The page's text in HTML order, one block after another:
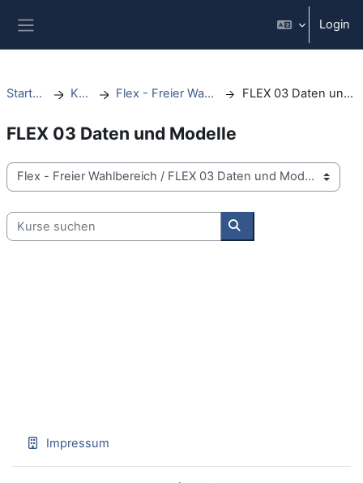
Login
Startseite Kurse Flex - Freier Wahlbereich FLEX 03 Daten und Modelle
FLEX 03 Daten und Modelle
Kursbereiche
Kurse suchen
Kurse suchen
Impressum